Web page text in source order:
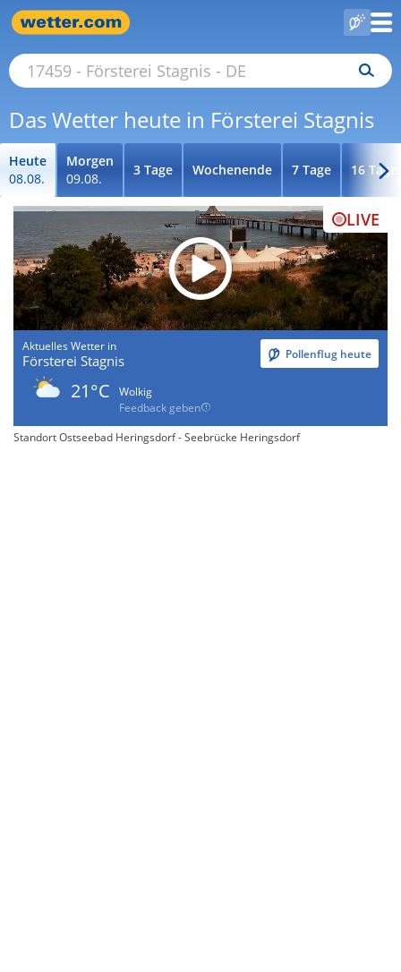
Das Wetter heute in Försterei Stagnis
Heute
08.08.
Morgen
09.08.
3 Tage Wochenende 7 Tage 16 Tage
LIVE
Aktuelles Wetter in
Försterei Stagnis Pollenflug heute
21°C
Wolkig
Feedback geben
Standort Ostseebad Heringsdorf - Seebrücke Heringsdorf